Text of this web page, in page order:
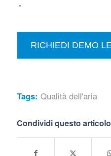
*
Tags: Qualità dell'aria
Condividi questo articolo